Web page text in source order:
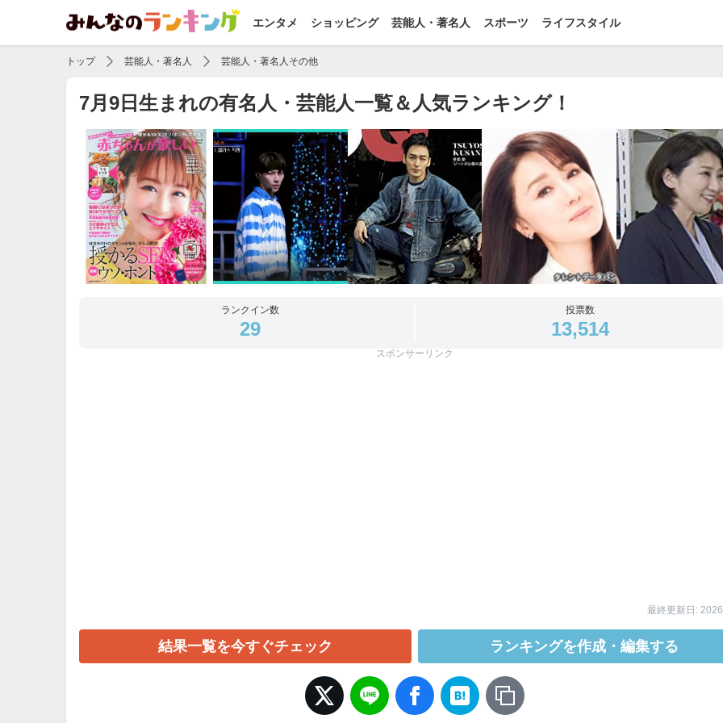
エンタメ ショッピング 芸能人・著名人 スポーツ ライフスタイル
トップ 芸能人・著名人 芸能人・著名人その他
7月9日生まれの有名人・芸能人一覧＆人気ランキング！
ランクイン数
29
投票数
13,514
スポンサーリンク
最終更新日:
結果一覧を今すぐチェック ランキングを作成・編集する